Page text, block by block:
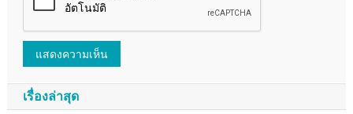
เรื่องล่าสุด